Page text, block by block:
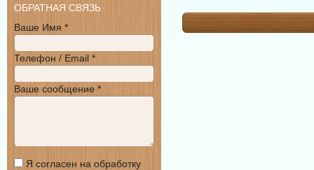
ОБРАТНАЯ СВЯЗЬ
Ваше Имя *
Телефон / Email *
Ваше сообщение *
Я согласен на обработку